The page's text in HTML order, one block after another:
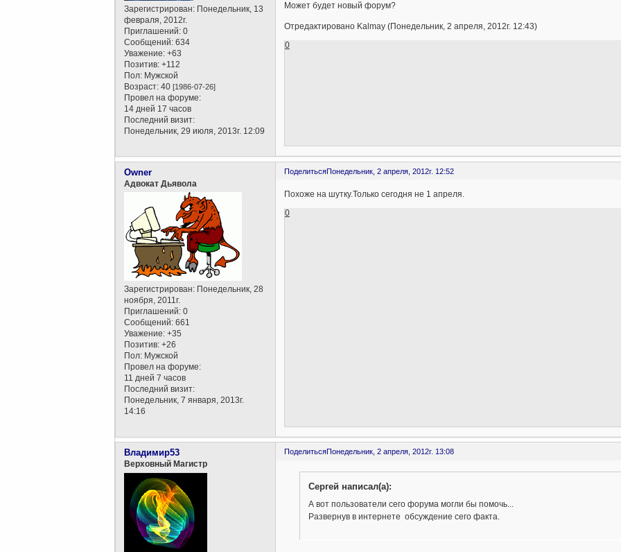
Зарегистрирован: Понедельник, 13
февраля, 2012г.
Приглашений: 0
Сообщений: 634
Уважение: +63
Позитив: +112
Пол: Мужской
Возраст: 40[1986-07-26]
Провел на форуме:
14 дней 17 часов
Последний визит:
Понедельник, 29 июля, 2013г. 12:09
Может будет новый форум?
Отредактировано Kalmay (Понедельник, 2 апреля, 2012г. 12:43)
0
ПоделитьсяПонедельник, 2 апреля, 2012г. 12:52
Owner
Адвокат Дьявола
Зарегистрирован: Понедельник, 28
ноября, 2011г.
Приглашений: 0
Сообщений: 661
Уважение: +35
Позитив: +26
Пол: Мужской
Провел на форуме:
11 дней 7 часов
Последний визит:
Понедельник, 7 января, 2013г.
14:16
Похоже на шутку.Только сегодня не 1 апреля.
0
ПоделитьсяПонедельник, 2 апреля, 2012г. 13:08
Владимир53
Верховный Магистр
Сергей написал(а):
А вот пользователи сего форума могли бы помочь...
Развернув в интернете обсуждение сего факта.